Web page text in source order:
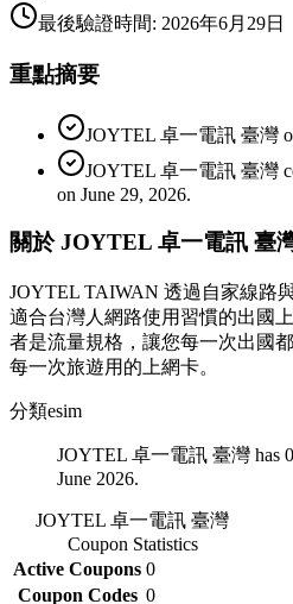
最後驗證時間: 2026年6月29日
重點摘要
JOYTEL 卓一電訊 臺灣
JOYTEL 卓一電訊 臺灣
on June 29, 2026.
關於 JOYTEL 卓一電訊 臺
JOYTEL TAIWAN 透過自家線路
適合台灣人網路使用習慣的出國
者是流量規格，讓您每一次出國
每一次旅遊用的上網卡。
分類esim
JOYTEL 卓一電訊 臺灣 has 0
June 2026.
JOYTEL 卓一電訊 臺灣
Coupon Statistics
Active Coupons 0
Coupon Codes 0